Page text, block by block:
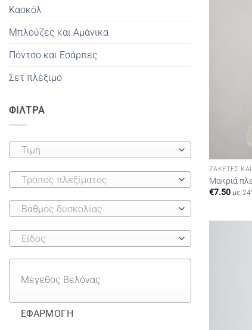
Κασκόλ
Μπλούζες και Αμάνικα
Πόντσο και Εσάρπες
Σετ πλέξιμο
ΦΙΛΤΡΑ
Τιμή
Τρόπος πλεξίματος
Βαθμός δυσκολίας
Είδος
ΕΦΑΡΜΟΓΉ
ΖΑΚΈΤΕΣ
Μακριά
€7.50 με